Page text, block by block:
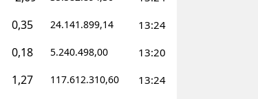
0,35 24.141.899,14 13:24
0,18 5.240.498,00 13:20
1,27 117.612.310,60 13:24